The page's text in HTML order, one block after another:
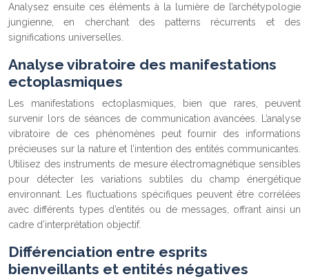
Analysez ensuite ces éléments à la lumière de l’archétypologie
jungienne, en cherchant des patterns récurrents et des
significations universelles.
Analyse vibratoire des manifestations
ectoplasmiques
Les manifestations ectoplasmiques, bien que rares, peuvent
survenir lors de séances de communication avancées. L’analyse
vibratoire de ces phénomènes peut fournir des informations
précieuses sur la nature et l’intention des entités communicantes.
Utilisez des instruments de mesure électromagnétique sensibles
pour détecter les variations subtiles du champ énergétique
environnant. Les fluctuations spécifiques peuvent être corrélées
avec différents types d’entités ou de messages, offrant ainsi un
cadre d’interprétation objectif.
Différenciation entre esprits
bienveillants et entités négatives